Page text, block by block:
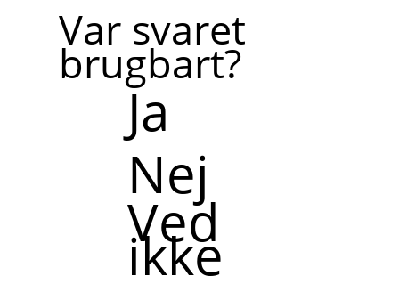
Var svaret
brugbart?
Ja
Nej
Ved
ikke